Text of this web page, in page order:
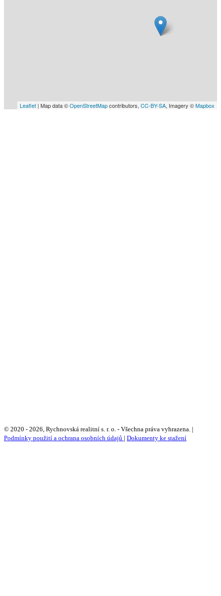
Leaflet | Map data ©OpenStreetMapcontributors, CC-BY-SA, Imagery ©Mapbox
© 2020 - 2026, Rychnovská realitní s. r. o. - Všechna práva vyhrazena. |
Podmínky použití a ochrana osobních údajů | Dokumenty ke stažení